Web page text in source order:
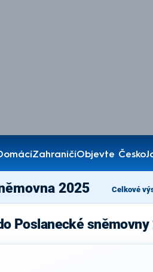
ZahraničíObjevte Česko
2025 Celkové
Poslanecké sněmovny